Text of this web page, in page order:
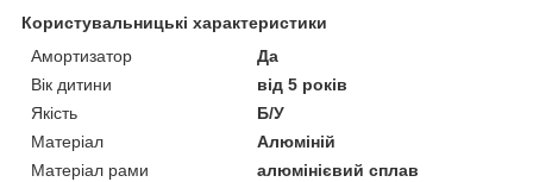
Користувальницькі характеристики
Амортизатор
Да
Вік дитини
від 5 років
Якість
Б/У
Матеріал
Алюміній
Матеріал рами
алюмінієвий сплав